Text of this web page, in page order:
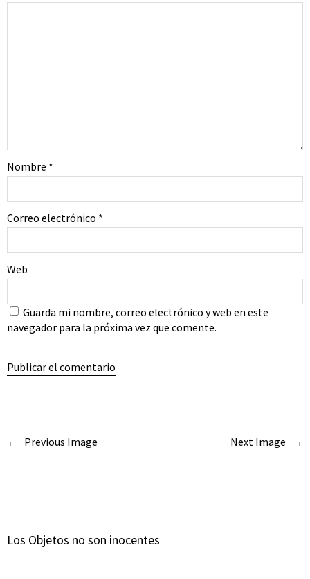
Nombre *
Correo electrónico *
Web
Guarda mi nombre, correo electrónico y web en este
navegador para la próxima vez que comente.
Next Image
Previous Image
Los Objetos no son inocentes